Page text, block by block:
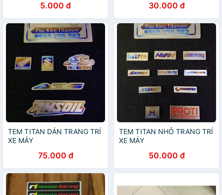
5.000 đ 30.000 đ
TEM TITAN DÁN TRANG TRÍ
XE MÁY
75.000 đ
TEM TITAN NHỎ TRANG TRÍ
XE MÁY
50.000 đ